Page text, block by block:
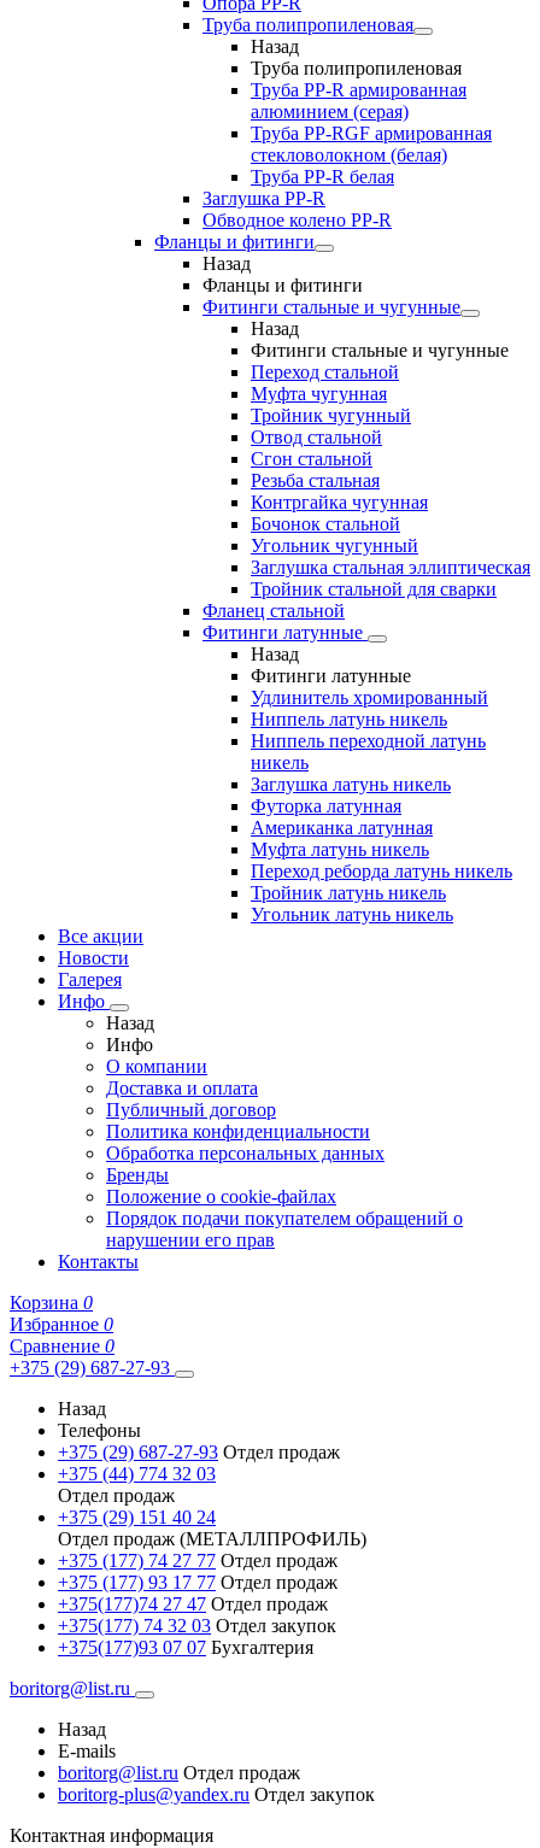
Труба полипропиленовая
Назад
Труба полипропиленовая
Труба PP-R армированная
алюминием (серая)
Труба PP-RGF армированная
стекловолокном (белая)
Труба РР-R белая
Заглушка PP-R
Обводное колено PP-R
Фланцы и фитинги
Назад
Фланцы и фитинги
Фитинги стальные и чугунные
Назад
Фитинги стальные и чугунные
Переход стальной
Муфта чугунная
Тройник чугунный
Отвод стальной
Сгон стальной
Резьба стальная
Контргайка чугунная
Бочонок стальной
Угольник чугунный
Заглушка стальная эллиптическая
Тройник стальной для сварки
Фланец стальной
Фитинги латунные
Назад
Фитинги латунные
Удлинитель хромированный
Ниппель латунь никель
Ниппель переходной латунь
никель
Заглушка латунь никель
Футорка латунная
Американка латунная
Муфта латунь никель
Переход реборда латунь никель
Тройник латунь никель
Угольник латунь никель
Все акции
Новости
Галерея
Инфо
Назад
Инфо
О компании
Доставка и оплата
Публичный договор
Политика конфиденциальности
Обработка персональных данных
Бренды
Положение о cookie-файлах
Порядок подачи покупателем обращений о
нарушении его прав
Контакты
Корзина 0
Избранное 0
Сравнение 0
+375 (29) 687-27-93
Назад
Телефоны
+375 (29) 687-27-93 Отдел продаж
+375 (44) 774 32 03
Отдел продаж
+375 (29) 151 40 24
Отдел продаж (МЕТАЛЛПРОФИЛЬ)
+375 (177) 74 27 77 Отдел продаж
+375 (177) 93 17 77 Отдел продаж
+375(177)74 27 47 Отдел продаж
+375(177) 74 32 03 Отдел закупок
+375(177)93 07 07 Бухгалтерия
boritorg@list.ru
Назад
E-mails
boritorg@list.ru Отдел продаж
boritorg-plus@yandex.ru Отдел закупок
Контактная информация